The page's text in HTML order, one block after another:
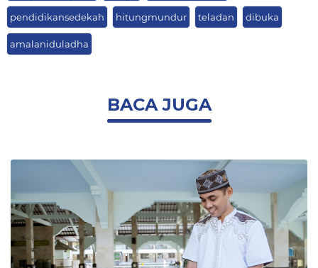
pendidikansedekah hitungmundur teladan dibuka
amalaniduladha
BACA JUGA